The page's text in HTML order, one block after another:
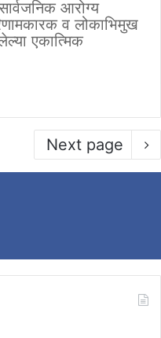
आरोग्य
व लोकाभिमुख
एकात्मिक
Next page